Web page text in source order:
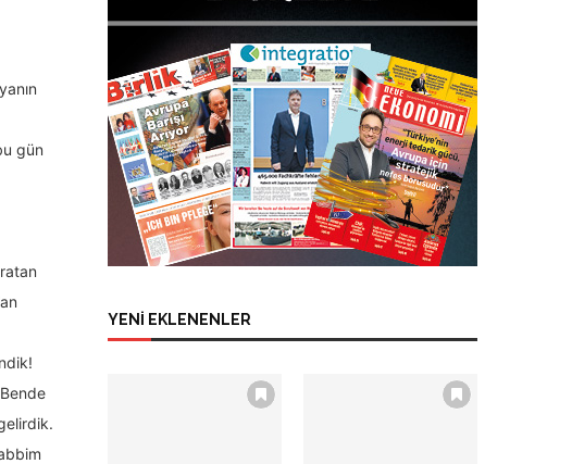
gün
YENİ EKLENENLER